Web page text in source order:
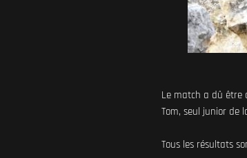
Le match a dû être
Tom, seul junior de
Tous les résultats